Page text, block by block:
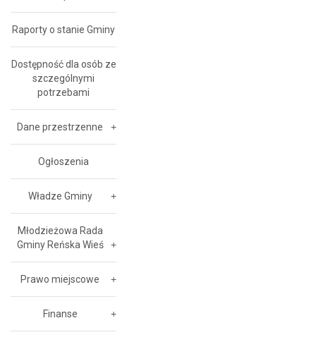
Raporty o stanie Gminy
Dostępność dla osób ze
szczególnymi
potrzebami
Dane przestrzenne
Ogłoszenia
Władze Gminy
Młodzieżowa Rada
Gminy Reńska Wieś
Prawo miejscowe
Finanse